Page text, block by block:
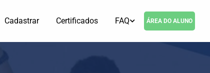
Cadastrar Certificados FAQ ÁREA DO ALUNO